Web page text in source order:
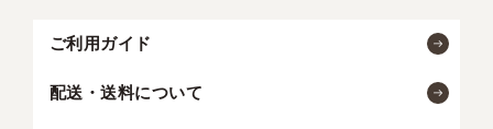
ご利用ガイド
配送・送料について